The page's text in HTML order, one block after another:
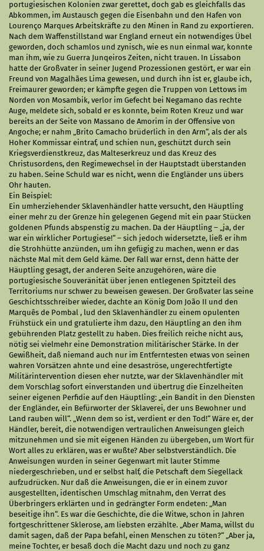
portugiesischen Kolonien zwar gerettet, doch gab es gleichfalls das
Abkommen, im Austausch gegen die Eisenbahn und den Hafen von
Lourenço Marques Arbeitskräfte zu den Minen in Rand zu exportieren.
Nach dem Waffenstillstand war England erneut ein notwendiges Übel
geworden, doch schamlos und zynisch, wie es nun einmal war, konnte
man ihm, wie zu Guerra Junqeiros Zeiten, nicht trauen. In Lissabon
hatte der Großvater in seiner Jugend Prozessionen gestört, er war ein
Freund von Magalhães Lima gewesen, und durch ihn ist er, glaube ich,
Freimaurer geworden; er kämpfte gegen die Truppen von Lettows im
Norden von Mosambik, verlor im Gefecht bei Negamano das rechte
Auge, meldete sich, sobald er es konnte, beim Roten Kreuz und war
bereits an der Seite von Massano de Amorim in der Offensive von
Angoche; er nahm „Brito Camacho brüderlich in den Arm“, als der als
Hoher Kommissar eintraf, und schien nun, geschützt durch sein
Kriegsverdienstkreuz, das Malteserkreuz und das Kreuz des
Christusordens, den Regimewechsel in der Hauptstadt überstanden
zu haben. Seine Schuld war es nicht, wenn die Engländer uns übers
Ohr hauten.
Ein Beispiel:
Ein umherziehender Sklavenhändler hatte versucht, den Häuptling
einer mehr zu der Grenze hin gelegenen Gegend mit ein paar Stücken
goldenen Pfunds abspenstig zu machen. Da der Häuptling – „ja, der
war ein wirklicher Portugiese!“ – sich jedoch widersetzte, ließ er ihm
die Strohhütte anzünden, um ihn gefügig zu machen, wenn er das
nächste Mal mit dem Geld käme. Der Fall war ernst, denn hätte der
Häuptling gesagt, der anderen Seite anzugehören, wäre die
portugiesische Souveränität über jenen entlegenen Spitzteil des
Territoriums nur schwer zu beweisen gewesen. Der Großvater las seine
Geschichtsschreiber wieder, dachte an König Dom João II und den
Marquês de Pombal , lud den Sklavenhändler zu einem opulenten
Frühstück ein und gratulierte ihm dazu, den Häuptling an den ihm
gebührenden Platz gestellt zu haben. Dies freilich reiche nicht aus,
nötig sei vielmehr eine Demonstration militärischer Stärke. In der
Gewißheit, daß niemand auch nur im Entferntesten etwas von seinen
wahren Vorsätzen ahnte und eine desaströse, ungerechtfertigte
Militärintervention diesen eher nutzte, war der Sklavenhändler mit
dem Vorschlag sofort einverstanden und übertrug die Einzelheiten
seiner eigenen Perfidie auf den Häuptling: „ein Bandit in den Diensten
der Engländer, ein Befürworter der Sklaverei, der uns Bewohner und
Land rauben will“. „Wenn dem so ist, verdient er den Tod!“ Wäre er, der
Händler, bereit, die notwendigen vertraulichen Anweisungen gleich
mitzunehmen und sie mit eigenen Händen zu übergeben, um Wort für
Wort alles zu erklären, was er wußte? Aber selbstverständlich. Die
Anweisungen wurden in seiner Gegenwart mit lauter Stimme
niedergeschrieben, und er selbst half, die Petschaft dem Siegellack
aufzudrücken. Nur daß die Anweisungen, die er in einem zuvor
ausgestellten, identischen Umschlag mitnahm, den Verrat des
Überbringers erklärten und in gedrängter Form endeten: „Man
beseitige ihn“. Es war die Geschichte, die die Witwe, schon in Jahren
fortgeschrittener Sklerose, am liebsten erzählte. „Aber Mama, willst du
damit sagen, daß der Papa befahl, einen Menschen zu töten?“ „Aber ja,
meine Tochter, er besaß doch die Macht dazu und noch zu ganz